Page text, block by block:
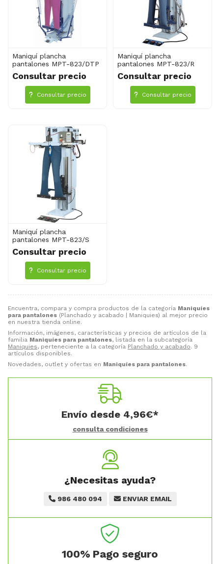
Encuentra, compara y compra productos de la categoría Maniquíes
para pantalones (Planchado y acabado | Maniquies) al mejor precio
en nuestra tienda online.
Información, imágenes, características y precios de artículos de la
familia Maniquíes para pantalones, listada en la subcategoría
Maniquies, perteneciente a la categoría Planchado y acabado. 9
artículos disponibles.
Novedades, outlet y ofertas en Maniquíes para pantalones.
Maniquí plancha
pantalones MPT-823/DTP
Consultar precio
Consultar precio
Maniquí plancha
pantalones MPT-823/R
Consultar precio
Consultar precio
Maniquí plancha
pantalones MPT-823/S
Consultar precio
Consultar precio
Envío desde 4,96€*
consulta condiciones
¿Necesitas ayuda?
986 480 094 ENVIAR EMAIL
100% Pago seguro